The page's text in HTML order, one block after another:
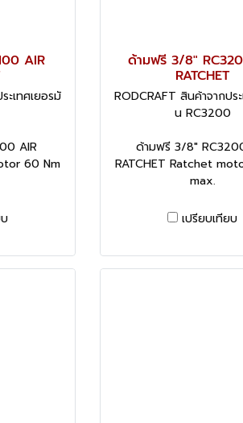
AIR
ะเทศเยอรมั
AIR
60 Nm
ด้ามฟรี 3/8"
RATCHET
RODCRAFT สินค้าจากปร
น RC3200
ด้ามฟรี 3/8"
RATCHET Ratchet
max.
เปรียบเทียบ